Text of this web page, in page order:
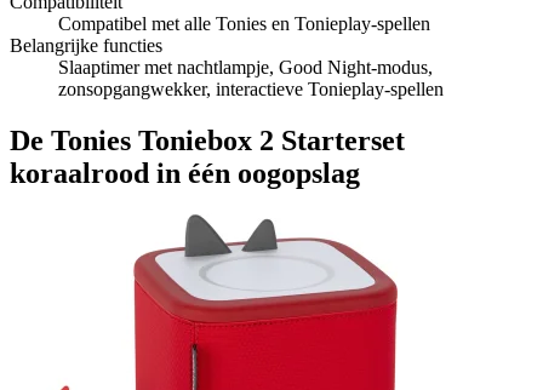
Compatibel met alle Tonies en Tonieplay-spellen
Belangrijke functies
Slaaptimer met nachtlampje, Good Night-modus,
zonsopgangwekker, interactieve Tonieplay-spellen
De Tonies Toniebox 2 Starterset
koraalrood in één oogopslag